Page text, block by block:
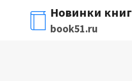
содержимому
Новинки книг
book51.ru